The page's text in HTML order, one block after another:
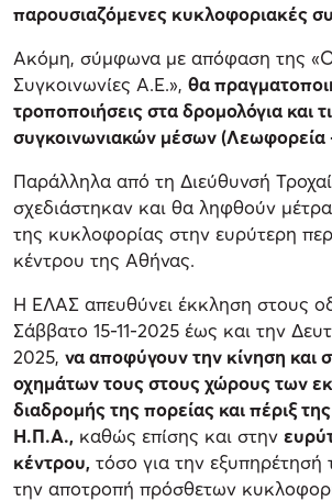
παρουσιαζόμενες κυκλοφοριακές
Ακόμη, σύμφωνα με απόφαση της
Συγκοινωνίες Α.Ε.», θα
τροποποιήσεις στα δρομολόγια και
συγκοινωνιακών μέσων (Λεωφορεία
Παράλληλα από τη Διεύθυνσή
σχεδιάστηκαν και θα ληφθούν
της κυκλοφορίας στην ευρύτερη
κέντρου της Αθήνας.
Η ΕΛΑΣ απευθύνει έκκληση στους
Σάββατο 15-11-2025 έως και την
2025, να αποφύγουν την κίνηση και
οχημάτων τους στους χώρους των
διαδρομής της πορείας και πέριξ
Η.Π.Α., καθώς επίσης και στην
κέντρου, τόσο για την εξυπηρέτησή
την αποτροπή πρόσθετων